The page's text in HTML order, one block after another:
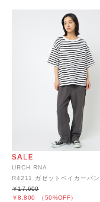
URCH RNA
R4211 ガゼットベイカーパン
￥8,800 （50%OFF）
￥17,600